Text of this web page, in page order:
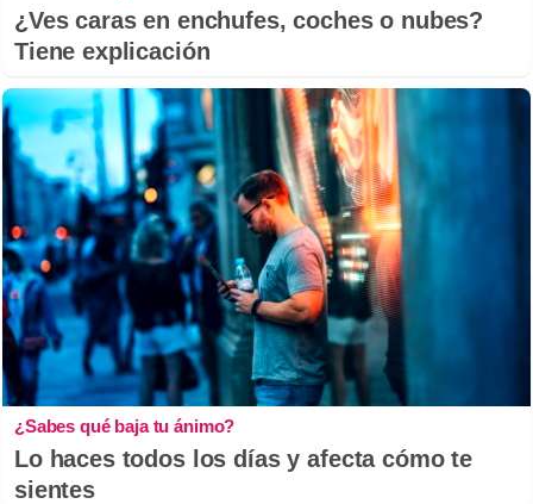
¿Ves caras en enchufes, coches o nubes?
Tiene explicación
¿Sabes qué baja tu ánimo?
Lo haces todos los días y afecta cómo te
sientes